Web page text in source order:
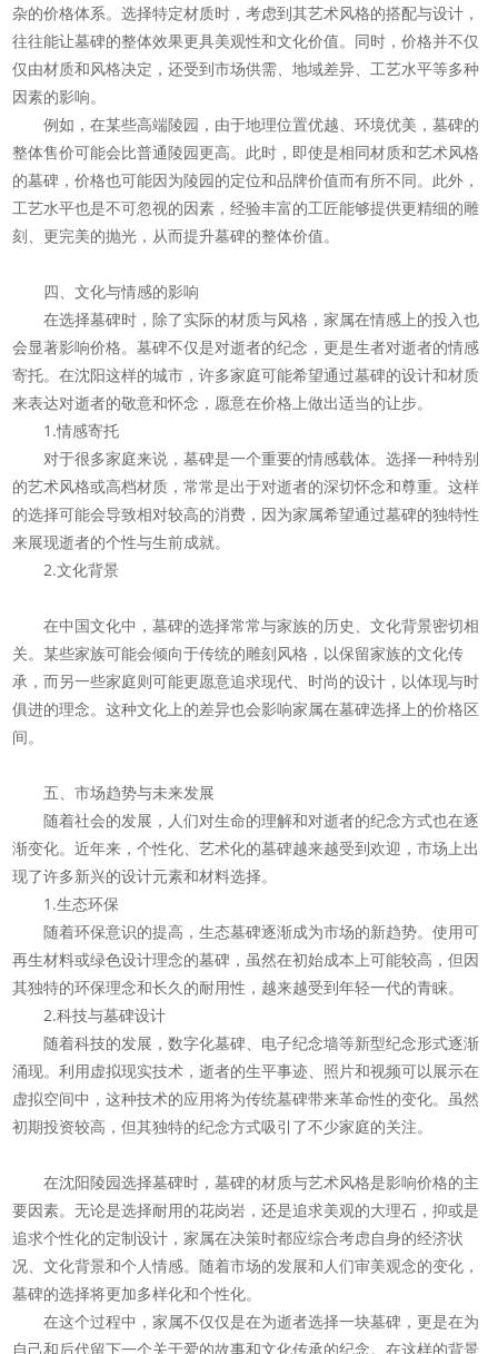
杂的价格体系。选择特定材质时，考虑到其艺术风格的搭配与设计，
往往能让墓碑的整体效果更具美观性和文化价值。同时，价格并不仅
仅由材质和风格决定，还受到市场供需、地域差异、工艺水平等多种
因素的影响。
例如，在某些高端陵园，由于地理位置优越、环境优美，墓碑的
整体售价可能会比普通陵园更高。此时，即使是相同材质和艺术风格
的墓碑，价格也可能因为陵园的定位和品牌价值而有所不同。此外，
工艺水平也是不可忽视的因素，经验丰富的工匠能够提供更精细的雕
刻、更完美的抛光，从而提升墓碑的整体价值。
四、文化与情感的影响
在选择墓碑时，除了实际的材质与风格，家属在情感上的投入也
会显著影响价格。墓碑不仅是对逝者的纪念，更是生者对逝者的情感
寄托。在沈阳这样的城市，许多家庭可能希望通过墓碑的设计和材质
来表达对逝者的敬意和怀念，愿意在价格上做出适当的让步。
1.情感寄托
对于很多家庭来说，墓碑是一个重要的情感载体。选择一种特别
的艺术风格或高档材质，常常是出于对逝者的深切怀念和尊重。这样
的选择可能会导致相对较高的消费，因为家属希望通过墓碑的独特性
来展现逝者的个性与生前成就。
2.文化背景
在中国文化中，墓碑的选择常常与家族的历史、文化背景密切相
关。某些家族可能会倾向于传统的雕刻风格，以保留家族的文化传
承，而另一些家庭则可能更愿意追求现代、时尚的设计，以体现与时
俱进的理念。这种文化上的差异也会影响家属在墓碑选择上的价格区
间。
五、市场趋势与未来发展
随着社会的发展，人们对生命的理解和对逝者的纪念方式也在逐
渐变化。近年来，个性化、艺术化的墓碑越来越受到欢迎，市场上出
现了许多新兴的设计元素和材料选择。
1.生态环保
随着环保意识的提高，生态墓碑逐渐成为市场的新趋势。使用可
再生材料或绿色设计理念的墓碑，虽然在初始成本上可能较高，但因
其独特的环保理念和长久的耐用性，越来越受到年轻一代的青睐。
2.科技与墓碑设计
随着科技的发展，数字化墓碑、电子纪念墙等新型纪念形式逐渐
涌现。利用虚拟现实技术，逝者的生平事迹、照片和视频可以展示在
虚拟空间中，这种技术的应用将为传统墓碑带来革命性的变化。虽然
初期投资较高，但其独特的纪念方式吸引了不少家庭的关注。
在沈阳陵园选择墓碑时，墓碑的材质与艺术风格是影响价格的主
要因素。无论是选择耐用的花岗岩，还是追求美观的大理石，抑或是
追求个性化的定制设计，家属在决策时都应综合考虑自身的经济状
况、文化背景和个人情感。随着市场的发展和人们审美观念的变化，
墓碑的选择将更加多样化和个性化。
在这个过程中，家属不仅仅是在为逝者选择一块墓碑，更是在为
自己和后代留下一个关于爱的故事和文化传承的纪念。在这样的背景